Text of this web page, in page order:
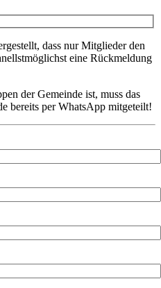
dass nur Mitglieder den
eine Rückmeldung
der Gemeinde ist, muss das
bereits per WhatsApp mitgeteilt!